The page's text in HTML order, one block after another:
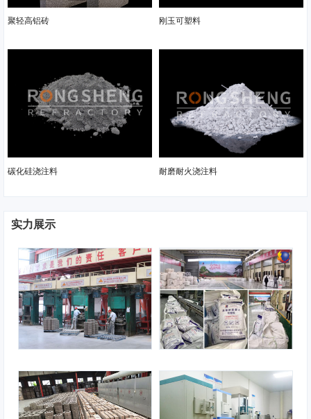
聚轻高铝砖 刚玉可塑料
碳化硅浇注料 耐磨耐火浇注料
实力展示